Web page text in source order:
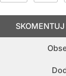
SKOMENTUJ